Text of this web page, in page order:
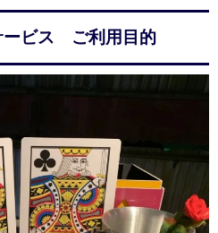
ービス ご利用目的